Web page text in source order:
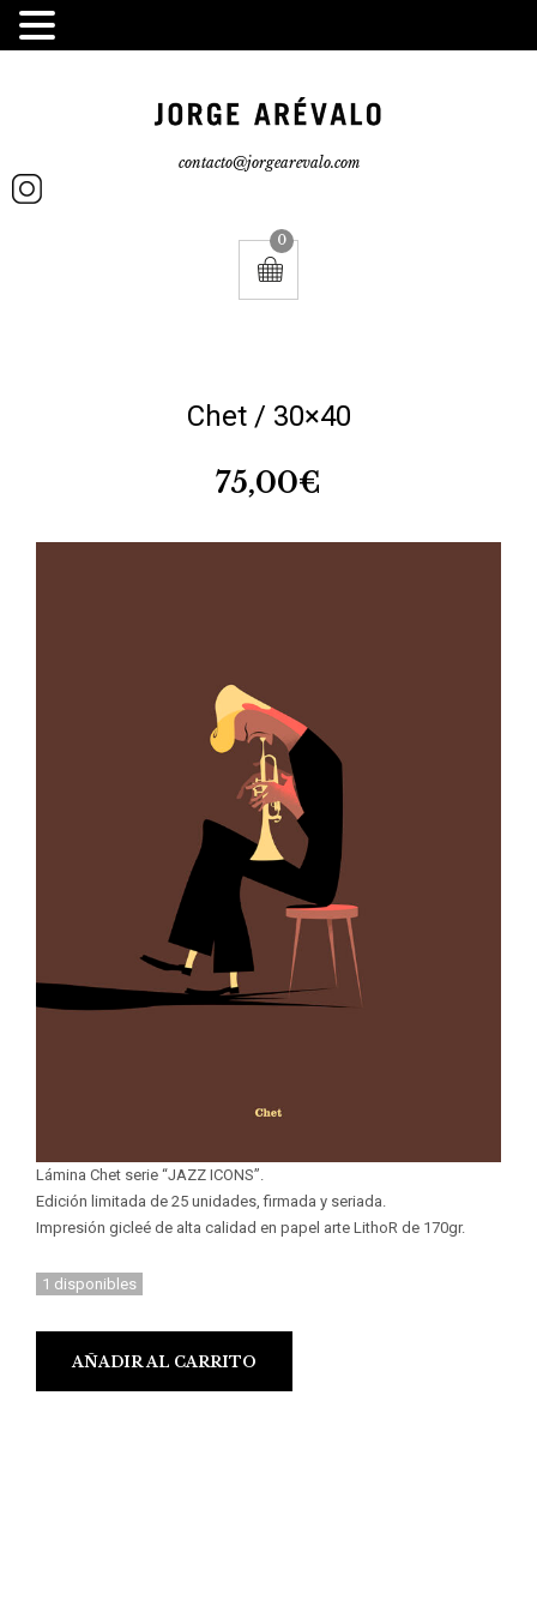
contacto@jorgearevalo.com
0
Chet / 30×40
75,00€
Lámina Chet serie “JAZZ ICONS”.
Edición limitada de 25 unidades, firmada y seriada.
Impresión gicleé de alta calidad en papel arte LithoR de 170gr.
1 disponibles
AÑADIR AL CARRITO